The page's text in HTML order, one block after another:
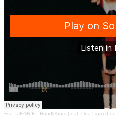
Fife · JENNIE - Handlebars (feat. Dua Lipa)